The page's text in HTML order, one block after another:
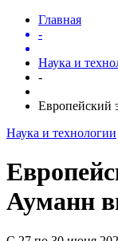
Главная
-
Наука и
-
Европейский
Наука и технологии
Ауманн